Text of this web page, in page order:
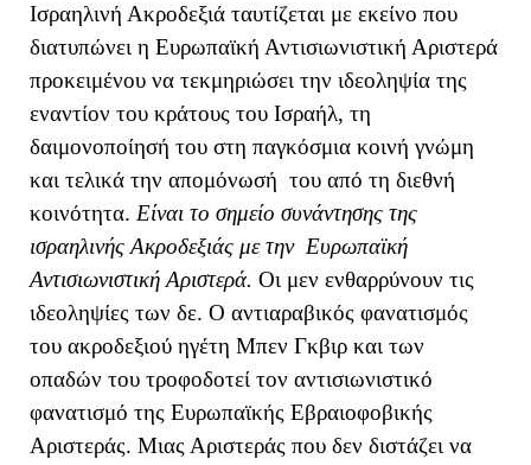
Ισραηλινή Ακροδεξιά ταυτίζεται με εκείνο που
διατυπώνει η Ευρωπαϊκή Αντισιωνιστική Αριστερά
προκειμένου να τεκμηριώσει την ιδεοληψία της
εναντίον του κράτους του Ισραήλ, τη
δαιμονοποίησή του στη παγκόσμια κοινή γνώμη
και τελικά την απομόνωσή του από τη διεθνή
κοινότητα. Είναι το σημείο συνάντησης της
ισραηλινής Ακροδεξιάς με την Ευρωπαϊκή
Αντισιωνιστική Αριστερά. Οι μεν ενθαρρύνουν τις
ιδεοληψίες των δε. Ο αντιαραβικός φανατισμός
του ακροδεξιού ηγέτη Μπεν Γκβιρ και των
οπαδών του τροφοδοτεί τον αντισιωνιστικό
φανατισμό της Ευρωπαϊκής Εβραιοφοβικής
Αριστεράς. Μιας Αριστεράς που δεν διστάζει να